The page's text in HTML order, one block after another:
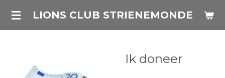
Ga
hoofdinhoud
LIONS CLUB STRIENEMONDE
Ik doneer